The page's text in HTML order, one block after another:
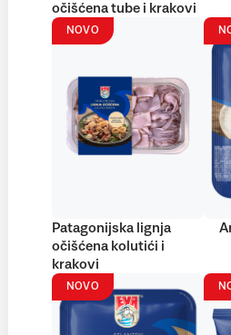
očišćena tube i krakovi
NOVO
Patagonijska lignja
očišćena kolutići i
krakovi
NOVO